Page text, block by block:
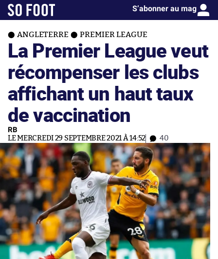
S’abonner au mag
ANGLETERRE PREMIER LEAGUE
La Premier League veut
récompenser les clubs
affichant un haut taux
de vaccination
RB
LE MERCREDI 29 SEPTEMBRE 2021 À 14:52 40